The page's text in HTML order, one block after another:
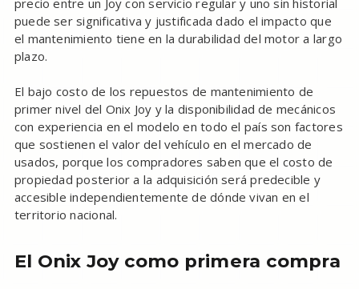
puede ser significativa y justificada dado el impacto que
el mantenimiento tiene en la durabilidad del motor a largo
plazo.
El bajo costo de los repuestos de mantenimiento de
primer nivel del Onix Joy y la disponibilidad de mecánicos
con experiencia en el modelo en todo el país son factores
que sostienen el valor del vehículo en el mercado de
usados, porque los compradores saben que el costo de
propiedad posterior a la adquisición será predecible y
accesible independientemente de dónde vivan en el
territorio nacional.
El Onix Joy como primera compra